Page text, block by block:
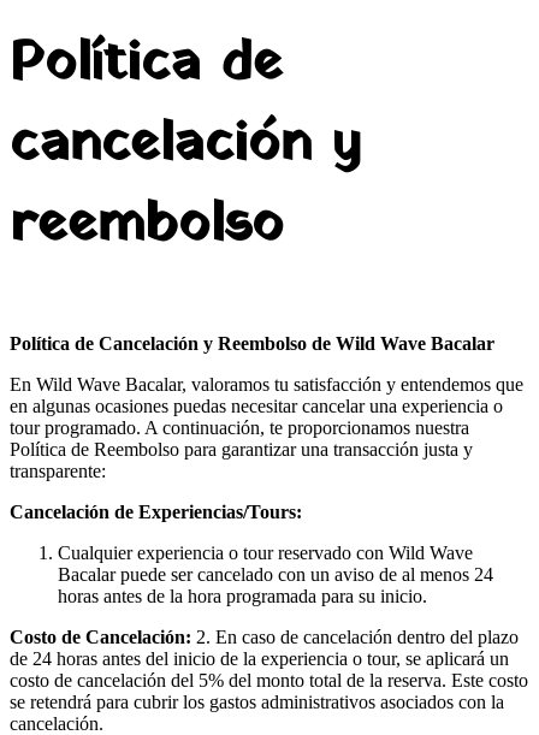
Política de
cancelación y
reembolso
Política de Cancelación y Reembolso de Wild Wave Bacalar
En Wild Wave Bacalar, valoramos tu satisfacción y entendemos que
en algunas ocasiones puedas necesitar cancelar una experiencia o
tour programado. A continuación, te proporcionamos nuestra
Política de Reembolso para garantizar una transacción justa y
transparente:
Cancelación de Experiencias/Tours:
Cualquier experiencia o tour reservado con Wild Wave
Bacalar puede ser cancelado con un aviso de al menos 24
horas antes de la hora programada para su inicio.
Costo de Cancelación: 2. En caso de cancelación dentro del plazo
de 24 horas antes del inicio de la experiencia o tour, se aplicará un
costo de cancelación del 5% del monto total de la reserva. Este costo
se retendrá para cubrir los gastos administrativos asociados con la
cancelación.